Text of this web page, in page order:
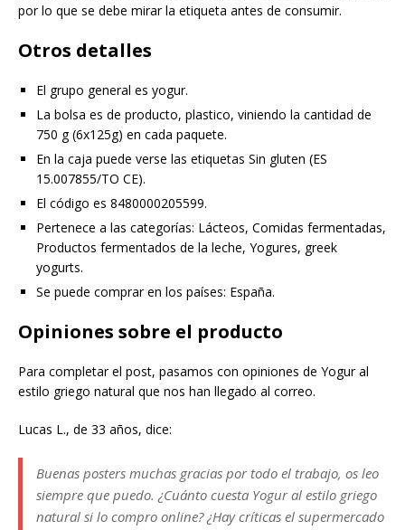
por lo que se debe mirar la etiqueta antes de consumir.
Otros detalles
El grupo general es yogur.
La bolsa es de producto, plastico, viniendo la cantidad de
750 g (6x125g) en cada paquete.
En la caja puede verse las etiquetas Sin gluten (ES
15.007855/TO CE).
El código es 8480000205599.
Pertenece a las categorías: Lácteos, Comidas fermentadas,
Productos fermentados de la leche, Yogures, greek
yogurts.
Se puede comprar en los países: España.
Opiniones sobre el producto
Para completar el post, pasamos con opiniones de Yogur al
estilo griego natural que nos han llegado al correo.
Lucas L., de 33 años, dice:
Buenas posters muchas gracias por todo el trabajo, os leo
siempre que puedo. ¿Cuánto cuesta Yogur al estilo griego
natural si lo compro online? ¿Hay críticas el supermercado